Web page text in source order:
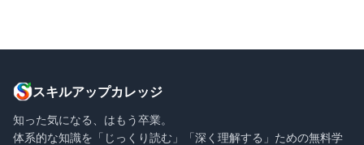
スキルアップカレッジ
知った気になる、はもう卒業。
体系的な知識を「じっくり読む」「深く理解する」ための無料学